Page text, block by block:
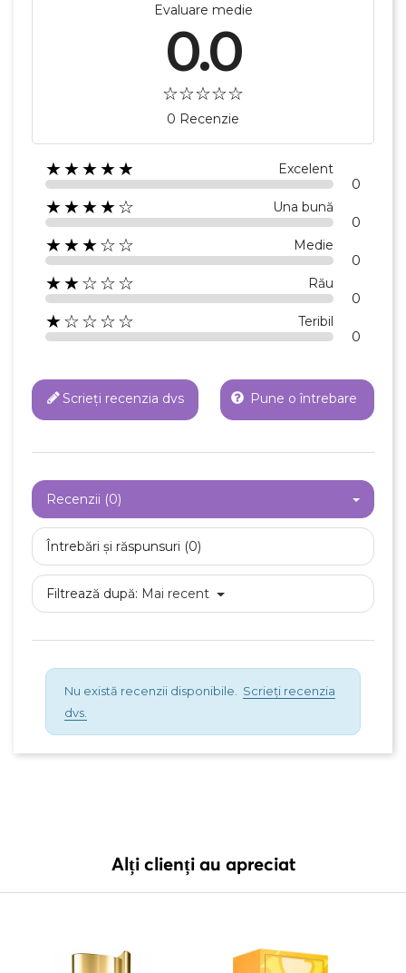
Evaluare medie
0.0
0 Recenzie
★★★★★ Excelent
0
★★★★☆ Una bună
0
★★★☆☆ Medie
0
★★☆☆☆ Rău
0
★☆☆☆☆ Teribil
0
Scrieți recenzia dvs Pune o întrebare
Recenzii (0)
Întrebări și răspunsuri (0)
Filtrează după: Mai recent
Nu există recenzii disponibile. Scrieți recenzia
dvs.
Alți clienți au apreciat
Creeaza o lista de dorinte ×
Creeaza o lista de dorinte